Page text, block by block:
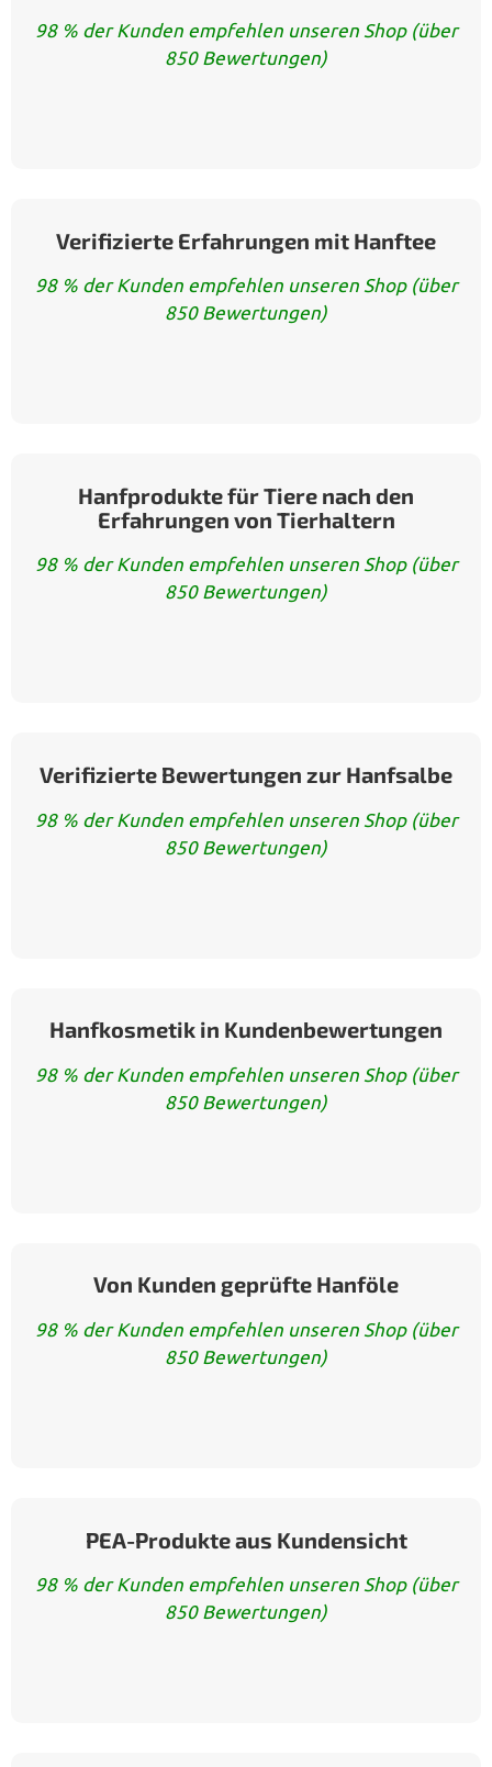
98 % der Kunden empfehlen unseren Shop (über
850 Bewertungen)
Verifizierte Erfahrungen mit Hanftee
98 % der Kunden empfehlen unseren Shop (über
850 Bewertungen)
Hanfprodukte für Tiere nach den
Erfahrungen von Tierhaltern
98 % der Kunden empfehlen unseren Shop (über
850 Bewertungen)
Verifizierte Bewertungen zur Hanfsalbe
98 % der Kunden empfehlen unseren Shop (über
850 Bewertungen)
Hanfkosmetik in Kundenbewertungen
98 % der Kunden empfehlen unseren Shop (über
850 Bewertungen)
Von Kunden geprüfte Hanföle
98 % der Kunden empfehlen unseren Shop (über
850 Bewertungen)
PEA-Produkte aus Kundensicht
98 % der Kunden empfehlen unseren Shop (über
850 Bewertungen)